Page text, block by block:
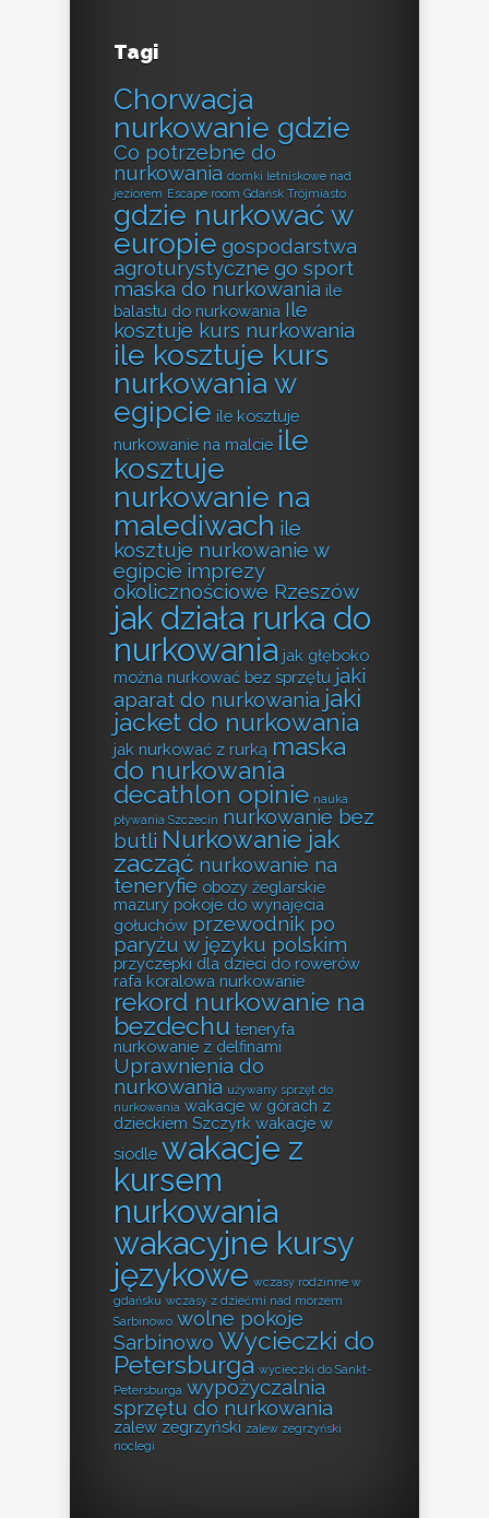
Tagi
Chorwacja
nurkowanie gdzie
Co potrzebne do
nurkowania domki letniskowe nad
jeziorem Escape room Gdańsk Trójmiasto
gdzie nurkować w
europie gospodarstwa
agroturystyczne go sport
maska do nurkowania ile
balastu do nurkowania Ile
kosztuje kurs nurkowania
ile kosztuje kurs
nurkowania w
egipcie ile kosztuje
nurkowanie na malcie ile
kosztuje
nurkowanie na
malediwach ile
kosztuje nurkowanie w
egipcie imprezy
okolicznościowe Rzeszów
jak działa rurka do
nurkowania jak głęboko
można nurkować bez sprzętu jaki
aparat do nurkowania jaki
jacket do nurkowania
jak nurkować z rurką maska
do nurkowania
decathlon opinie nauka
pływania Szczecin nurkowanie bez
butli Nurkowanie jak
zacząć nurkowanie na
teneryfie obozy żeglarskie
mazury pokoje do wynajęcia
gołuchów przewodnik po
paryżu w języku polskim
przyczepki dla dzieci do rowerów
rafa koralowa nurkowanie
rekord nurkowanie na
bezdechu teneryfa
nurkowanie z delfinami
Uprawnienia do
nurkowania używany sprzęt do
nurkowania wakacje w górach z
dzieckiem Szczyrk wakacje w
siodle wakacje z
kursem
nurkowania
wakacyjne kursy
językowe wczasy rodzinne w
gdańsku wczasy z dziećmi nad morzem
Sarbinowo wolne pokoje
Sarbinowo Wycieczki do
Petersburga wycieczki do Sankt-
Petersburga wypożyczalnia
sprzętu do nurkowania
zalew zegrzyński zalew zegrzyński
noclegi